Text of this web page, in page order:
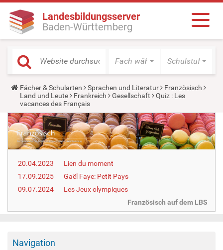
Landesbildungsserver
Baden-Württemberg
Fach wählen Schulstufe
Y
o
u
a
r
e
h
e
r
:
Fächer & Schularten Sprachen und Literatur
Französisch
Land und Leute
Frankreich Gesellschaft
Quiz : Les
vacances des Français
20.04.2023
Lien du moment
17.09.2025
Gaël Faye: Petit Pays
09.07.2024
Les Jeux olympiques
Französisch auf dem LBS
Navigation